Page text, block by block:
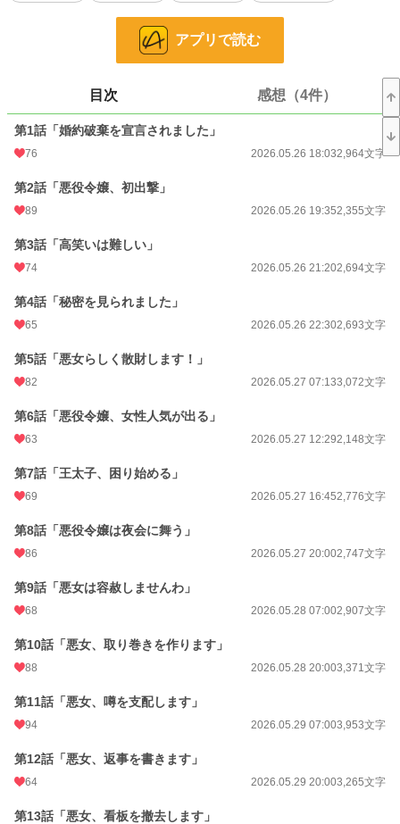
高笑いの特訓。扇子さばきの研究。意味深な微笑の練習——。
本人は大真面目に悪女を目指しているのに、なぜか女性貴族に慕われ、使用人に
愛され、庶民の英雄になっていく。
黒髪眼鏡の若き宰相、ルシアン・アルヴェイン。
「本日の悪役令嬢っぷりは、なかなかでしたね」
——この男だけは、絶対に敵に回してはいけない気がする。
なぜなら彼の前でだけ、わたくしの演技が、ことごとく崩れてしまうから。
恋愛
お気に入り 188
24h.ポイント
文字数 112,073
更新日時
初回公開日時 2026.05.26 18:03
週間ポイント 351 pt (18,273 位)
年間ポイント
アプリで読む
目次 感想（4件）
第1話「婚約破棄を宣言されました」
76 2026.05.26 18:032,964文字
第2話「悪役令嬢、初出撃」
89 2026.05.26 19:352,355文字
第3話「高笑いは難しい」
74 2026.05.26 21:202,694文字
第4話「秘密を見られました」
65 2026.05.26 22:302,693文字
第5話「悪女らしく散財します！」
82 2026.05.27 07:133,072文字
第6話「悪役令嬢、女性人気が出る」
63 2026.05.27 12:292,148文字
第7話「王太子、困り始める」
69 2026.05.27 16:452,776文字
第8話「悪役令嬢は夜会に舞う」
86 2026.05.27 20:002,747文字
第9話「悪女は容赦しませんわ」
68 2026.05.28 07:002,907文字
第10話「悪女、取り巻きを作ります」
88 2026.05.28 20:003,371文字
第11話「悪女、噂を支配します」
94 2026.05.29 07:003,953文字
第12話「悪女、返事を書きます」
64 2026.05.29 20:003,265文字
第13話「悪女、看板を撤去します」